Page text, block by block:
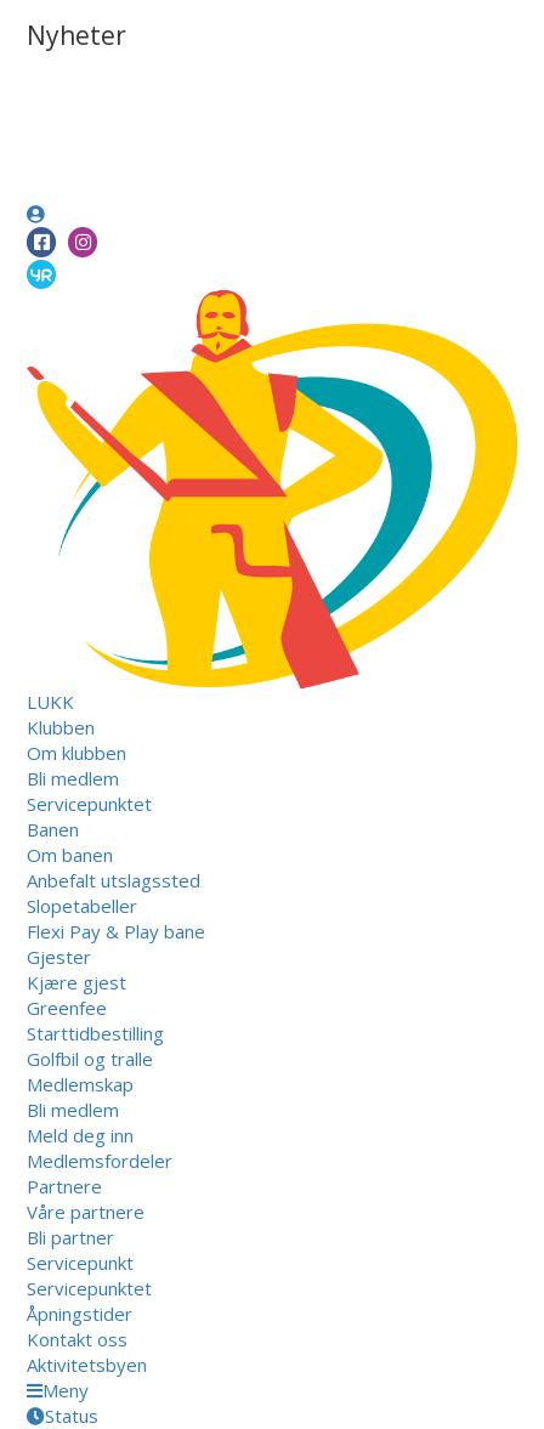
Nyheter
LUKK
Klubben
Om klubben
Bli medlem
Servicepunktet
Banen
Om banen
Anbefalt utslagssted
Slopetabeller
Flexi Pay & Play bane
Gjester
Kjære gjest
Greenfee
Starttidbestilling
Golfbil og tralle
Medlemskap
Bli medlem
Meld deg inn
Medlemsfordeler
Partnere
Våre partnere
Bli partner
Servicepunkt
Servicepunktet
Åpningstider
Kontakt oss
Aktivitetsbyen
Meny
Status